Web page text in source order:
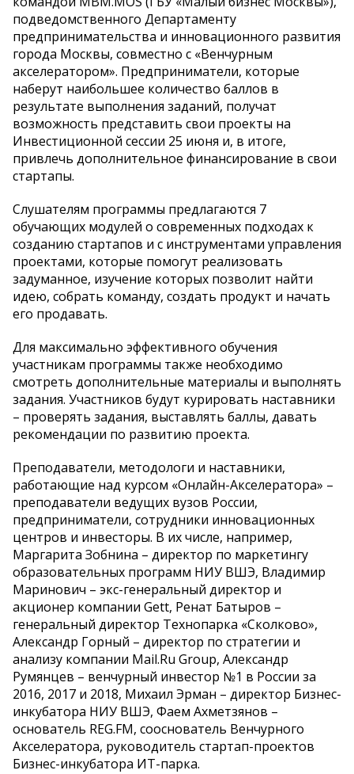
подведомственного Департаменту
предпринимательства и инновационного развития
города Москвы, совместно с «Венчурным
акселератором». Предприниматели, которые
наберут наибольшее количество баллов в
результате выполнения заданий, получат
возможность представить свои проекты на
Инвестиционной сессии 25 июня и, в итоге,
привлечь дополнительное финансирование в свои
стартапы.
Слушателям программы предлагаются 7
обучающих модулей о современных подходах к
созданию стартапов и с инструментами управления
проектами, которые помогут реализовать
задуманное, изучение которых позволит найти
идею, собрать команду, создать продукт и начать
его продавать.
Для максимально эффективного обучения
участникам программы также необходимо
смотреть дополнительные материалы и выполнять
задания. Участников будут курировать наставники
– проверять задания, выставлять баллы, давать
рекомендации по развитию проекта.
Преподаватели, методологи и наставники,
работающие над курсом «Онлайн-Акселератора» –
преподаватели ведущих вузов России,
предприниматели, сотрудники инновационных
центров и инвесторы. В их числе, например,
Маргарита Зобнина – директор по маркетингу
образовательных программ НИУ ВШЭ, Владимир
Маринович – экс-генеральный директор и
акционер компании Gett, Ренат Батыров –
генеральный директор Технопарка «Сколково»,
Александр Горный – директор по стратегии и
анализу компании Mail.Ru Group, Александр
Румянцев – венчурный инвестор №1 в России за
2016, 2017 и 2018, Михаил Эрман – директор Бизнес-
инкубатора НИУ ВШЭ, Фаем Ахметзянов –
основатель REG.FM, сооснователь Венчурного
Акселератора, руководитель стартап-проектов
Бизнес-инкубатора ИТ-парка.